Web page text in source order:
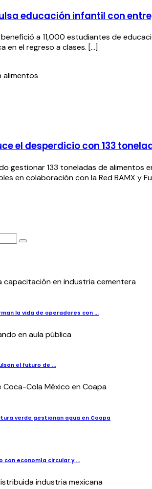
educación infantil con
a 11,000 estudiantes de
en el regreso a clases. [...]
el desperdicio con 133
gestionar 133 toneladas de
en colaboración con la Red BAMX y
la vida de operadores con ...
el futuro de ...
verde gestionan agua en Coapa
con economía circular y ...